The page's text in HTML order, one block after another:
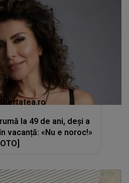
la 49 de ani, deși a
vacanță: «Nu e noroc!»